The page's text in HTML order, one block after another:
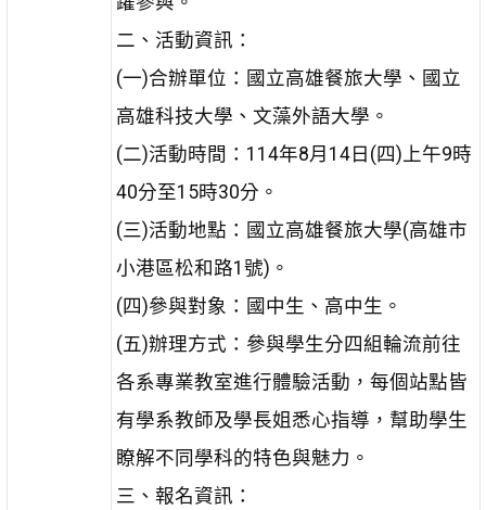
二、活動資訊：
(一)合辦單位：國立高雄餐旅大學、國立
高雄科技大學、文藻外語大學。
(二)活動時間：114年8月14日(四)上午9時
40分至15時30分。
(三)活動地點：國立高雄餐旅大學(高雄市
小港區松和路1號)。
(四)參與對象：國中生、高中生。
(五)辦理方式：參與學生分四組輪流前往
各系專業教室進行體驗活動，每個站點皆
有學系教師及學長姐悉心指導，幫助學生
瞭解不同學科的特色與魅力。
三、報名資訊：